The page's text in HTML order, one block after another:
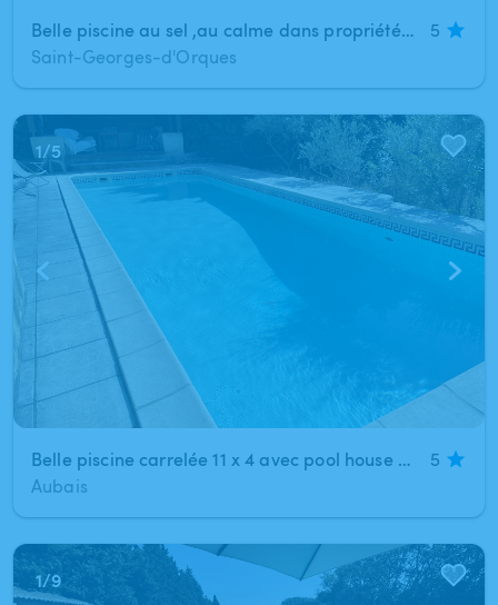
Belle piscine au sel ,au calme dans propriété arboré, proche Montpellier
5
Saint-Georges-d'Orques
1/5
Belle piscine carrelée 11 x 4 avec pool house au calme et sans vis-à-vis
5
Aubais
1/9